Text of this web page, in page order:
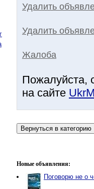
Удалить
Удалить
Жалоба
Пожалуйста,
на сайте
Новые объявления:
Поговорю не о